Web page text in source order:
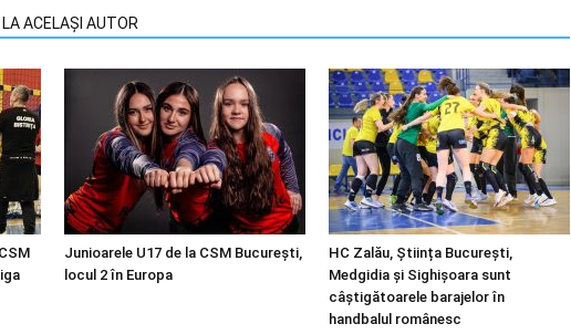
LA ACELAȘI AUTOR
Junioarele U17 de la CSM București,
locul 2 în Europa
HC Zalău, Știința București,
Medgidia și Sighișoara sunt
câștigătoarele barajelor în
handbalul românesc